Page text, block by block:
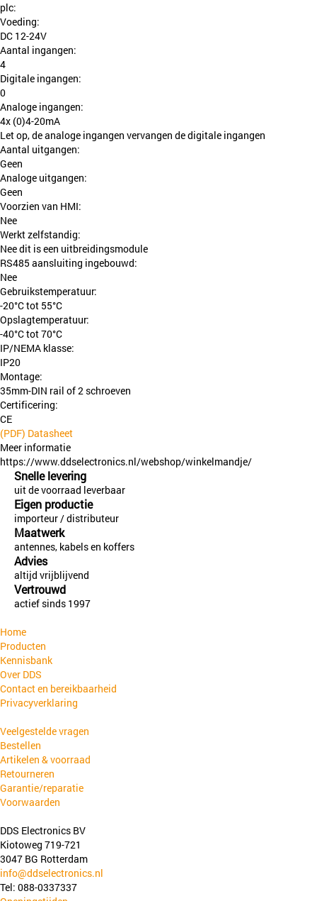
plc:
Voeding:
DC 12-24V
Aantal ingangen:
4
Digitale ingangen:
0
Analoge ingangen:
4x (0)4-20mA
Let op, de analoge ingangen vervangen de digitale ingangen
Aantal uitgangen:
Geen
Analoge uitgangen:
Geen
Voorzien van HMI:
Nee
Werkt zelfstandig:
Nee dit is een uitbreidingsmodule
RS485 aansluiting ingebouwd:
Nee
Gebruikstemperatuur:
-20°C tot 55°C
Opslagtemperatuur:
-40°C tot 70°C
IP/NEMA klasse:
IP20
Montage:
35mm-DIN rail of 2 schroeven
Certificering:
CE
(PDF) Datasheet
Meer informatie
https://www.ddselectronics.nl/webshop/winkelmandje/
Snelle levering
uit de voorraad leverbaar
Eigen productie
importeur / distributeur
Maatwerk
antennes, kabels en koffers
Advies
altijd vrijblijvend
Vertrouwd
actief sinds 1997
Home
Producten
Kennisbank
Over DDS
Contact en bereikbaarheid
Privacyverklaring
Veelgestelde vragen
Bestellen
Artikelen & voorraad
Retourneren
Garantie/reparatie
Voorwaarden
DDS Electronics BV
Kiotoweg 719-721
3047 BG Rotterdam
info@ddselectronics.nl
Tel: 088-0337337